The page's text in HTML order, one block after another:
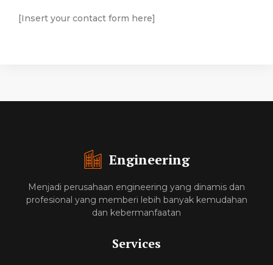
[Insert your contact form here]
Engineering
Menjadi perusahaan engineering yang dinamis dan
profesional yang memberi lebih banyak kemudahan
dan kebermanfaatan
Services